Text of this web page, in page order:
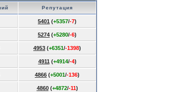
Репутация
5401 (+5357/-7)
5274 (+5280/-6)
4953 (+6351/-1398)
4911 (+4914/-4)
4866 (+5001/-136)
4860(+4872/-11)